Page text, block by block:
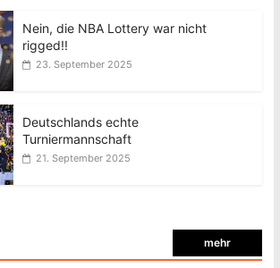
Nein, die NBA Lottery war nicht
rigged!!
23. September 2025
Deutschlands echte
Turniermannschaft
21. September 2025
mehr